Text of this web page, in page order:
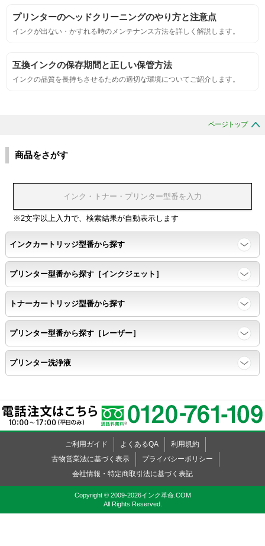
互換性
色同士のにじみがないこと。
浸透性
浸透性テスト用のサンプルを印刷する。
任意の色を背景として使用し、
背景と違う色で8号サイズのArialフォントで
鮮明に印刷できること。
速乾性
互換性テストサンプルを5ページ連続印刷する。
飛び散り
標準カラーサンプル /
互換性テストサンプルを印刷する。
印刷の仕上がりが精細で均一であり、
インクの飛び散りもない。
プリンターのヘッドクリーニングのやり方と注意点
インクが出ない・かすれる時のメンテナンス方法を詳しく解説します。
互換インクの保存期間と正しい保管方法
インクの品質を長持ちさせるための適切な環境についてご紹介します。
ページトップ
商品をさがす
※2文字以上入力で、検索結果が自動表示します
インクカートリッジ型番から探す
プリンター型番から探す［インクジェット］
トナーカートリッジ型番から探す
プリンター型番から探す［レーザー］
プリンター洗浄液
ご利用ガイド よくあるQA
利用規約
古物営業法に基づく表示
プライバシーポリシー
会社情報・特定商取引法に基づく表記
Copyright © 2009-2026インク革命.COM
All Rights Reserved.